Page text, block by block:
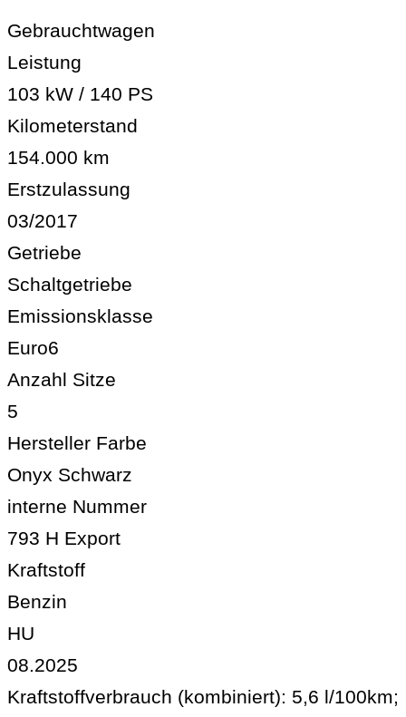
Gebrauchtwagen
Leistung
103 kW / 140 PS
Kilometerstand
154.000 km
Erstzulassung
03/2017
Getriebe
Schaltgetriebe
Emissionsklasse
Euro6
Anzahl Sitze
5
Hersteller Farbe
Onyx Schwarz
interne Nummer
793 H Export
Kraftstoff
Benzin
HU
08.2025
Kraftstoffverbrauch (kombiniert): 5,6 l/100km;